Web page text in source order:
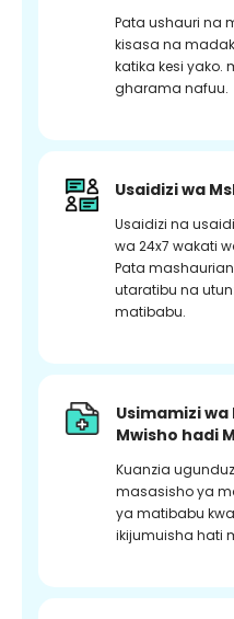
Pata ushauri na
kisasa na
katika kesi yako.
gharama nafuu.
Usaidizi wa
Usaidizi na
wa 24x7 wakati
Pata
utaratibu na
matibabu.
Usimamizi wa
Mwisho hadi
Kuanzia
masasisho ya
ya matibabu
ikijumuisha hati